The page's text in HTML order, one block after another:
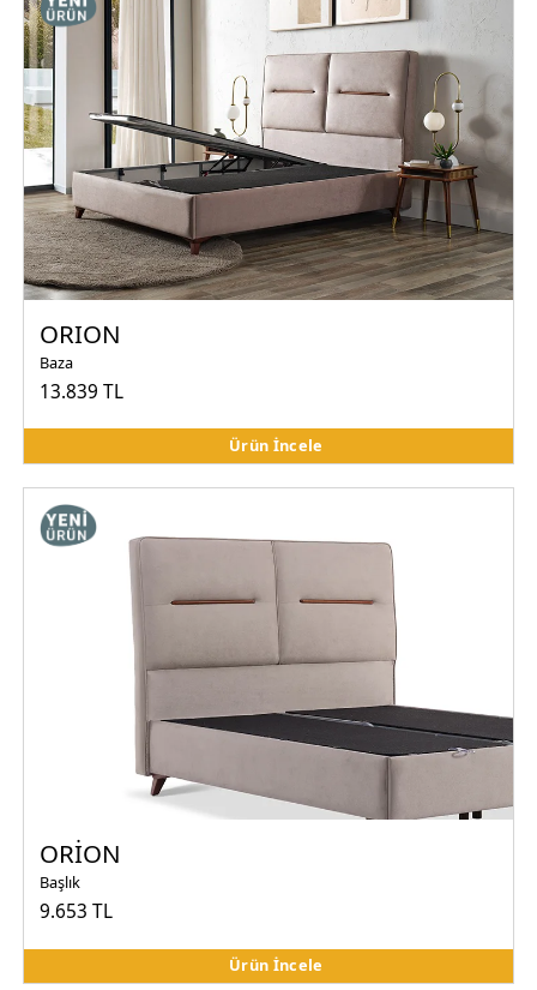
ORION
Baza
13.839 TL
Ürün İncele
ORİON
Başlık
9.653 TL
Ürün İncele